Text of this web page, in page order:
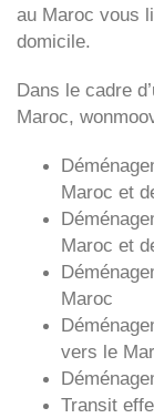
au Maroc vous
domicile.
Dans le cadre
Maroc,
Maroc et
Maroc et
Maroc
vers le
Transit